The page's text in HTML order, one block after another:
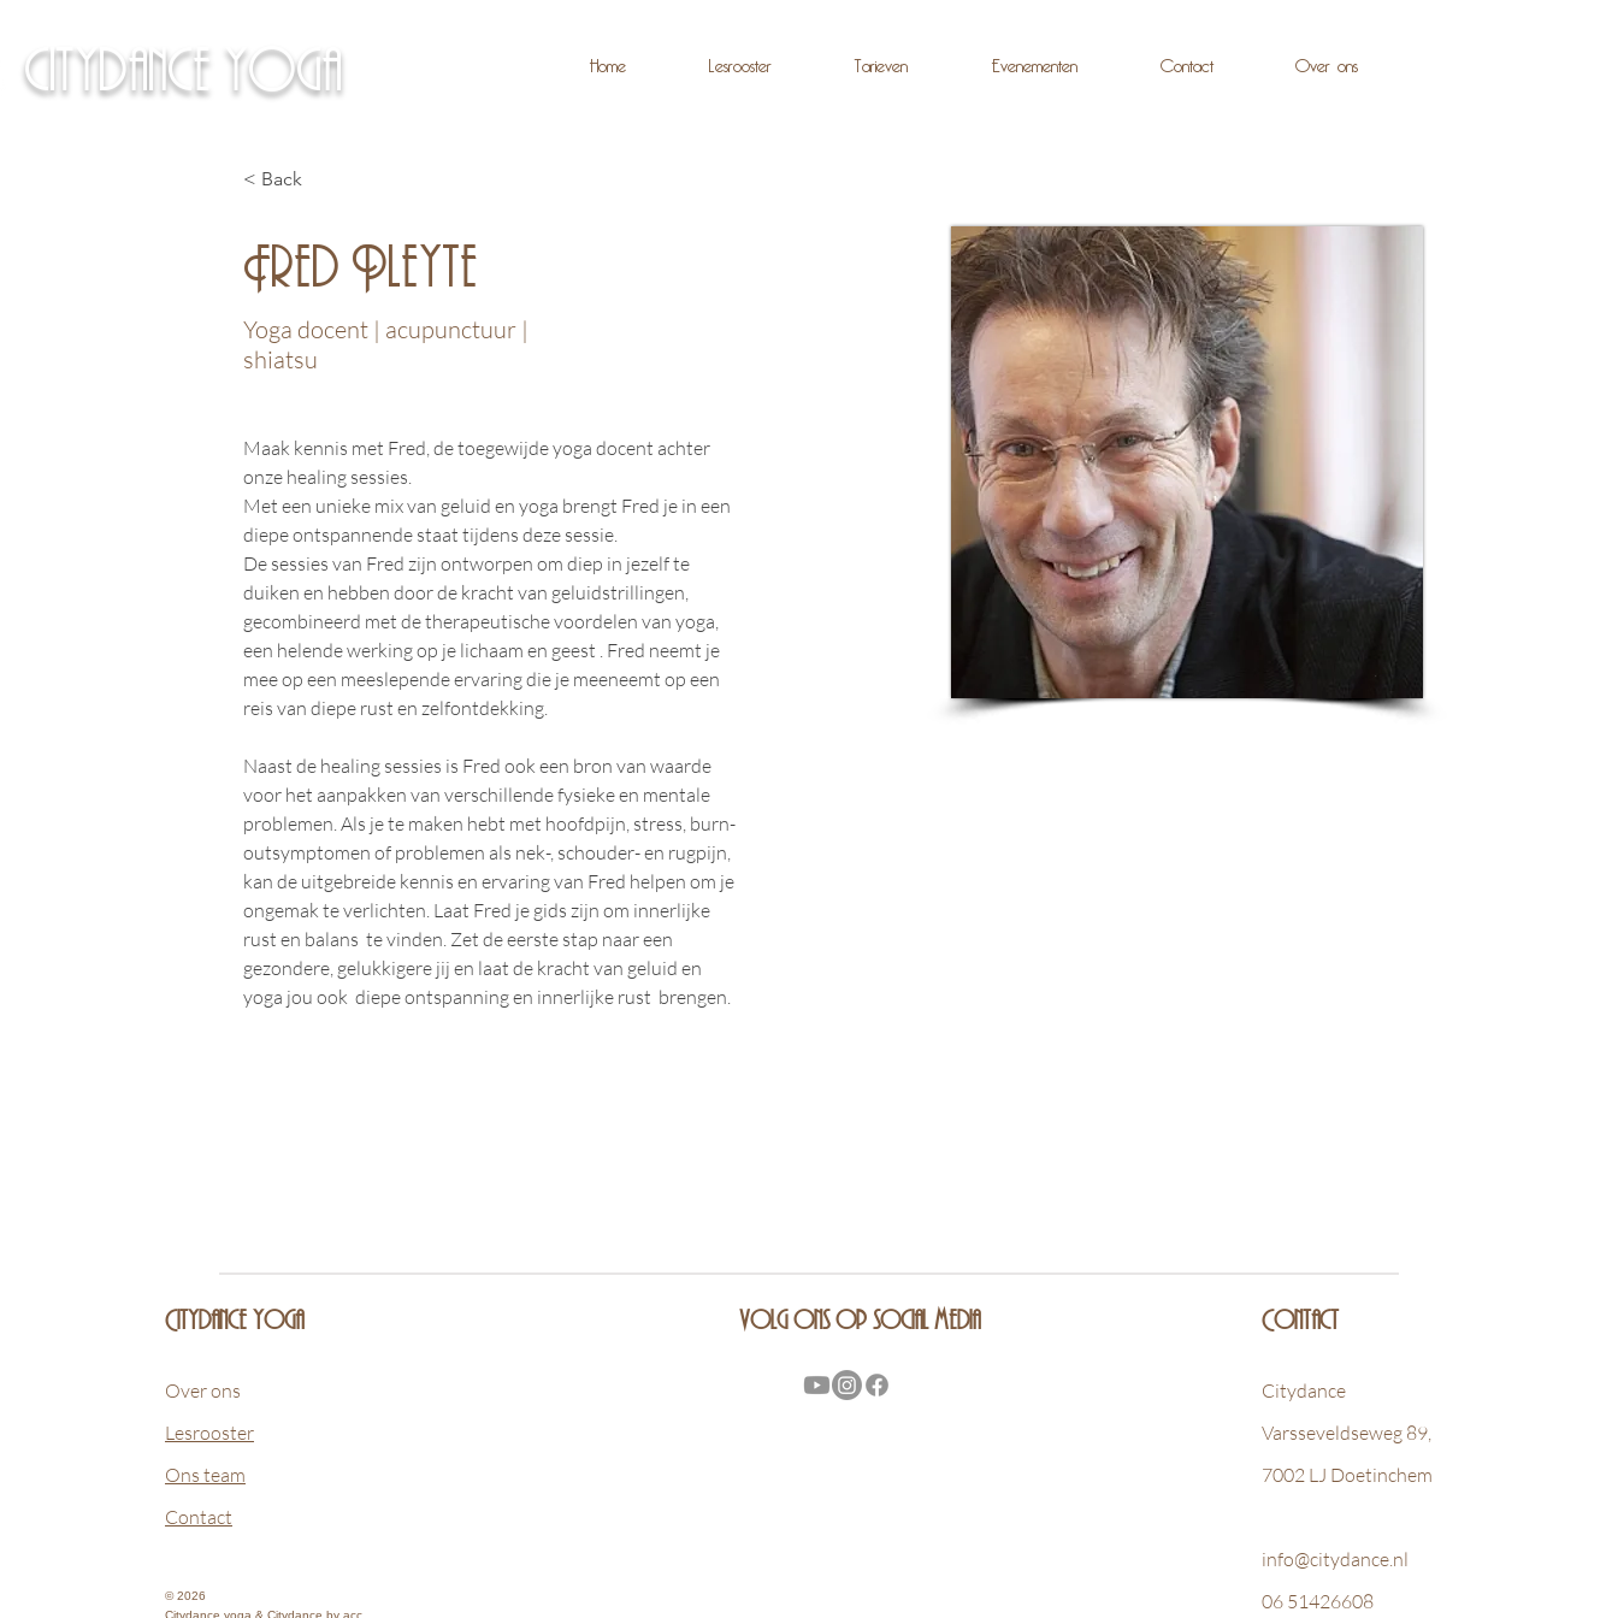
citydance yoga Home Lesrooster Tarieven Evenementen Contact Over ons
< Back
Fred Pleyte
Yoga docent | acupunctuur |
shiatsu
Maak kennis met Fred, de toegewijde yoga docent achter
onze healing sessies.
Met een unieke mix van geluid en yoga brengt Fred je in een
diepe ontspannende staat tijdens deze sessie.
De sessies van Fred zijn ontworpen om diep in jezelf te
duiken en hebben door de kracht van geluidstrillingen,
gecombineerd met de therapeutische voordelen van yoga,
een helende werking op je lichaam en geest . Fred neemt je
mee op een meeslepende ervaring die je meeneemt op een
reis van diepe rust en zelfontdekking.
Naast de healing sessies is Fred ook een bron van waarde
voor het aanpakken van verschillende fysieke en mentale
problemen. Als je te maken hebt met hoofdpijn, stress, burn-
outsymptomen of problemen als nek-, schouder- en rugpijn,
kan de uitgebreide kennis en ervaring van Fred helpen om je
ongemak te verlichten. Laat Fred je gids zijn om innerlijke
rust en balans  te vinden. Zet de eerste stap naar een
gezondere, gelukkigere jij en laat de kracht van geluid en
yoga jou ook  diepe ontspanning en innerlijke rust  brengen.
Citydance yoga
Over ons
Lesrooster
Ons team
Contact
© 2026
Citydance yoga & Citydance by acc
volg ons op social media Contact
Citydance
Varsseveldseweg 89,
7002 LJ Doetinchem
info@citydance.nl
06 51426608